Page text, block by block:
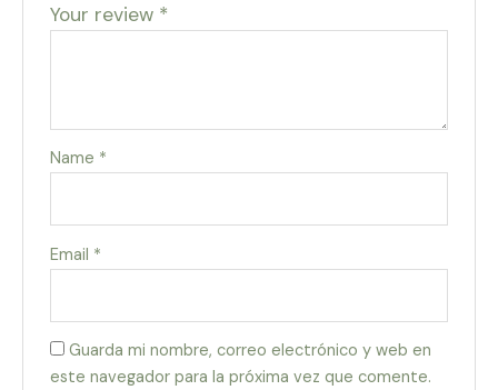
Your review *
Name *
Email *
Guarda mi nombre, correo electrónico y web en
este navegador para la próxima vez que comente.